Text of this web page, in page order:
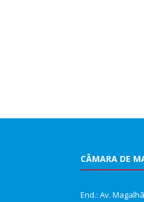
CÂMARA DE
End.: Av.